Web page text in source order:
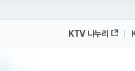
KTV 나누리